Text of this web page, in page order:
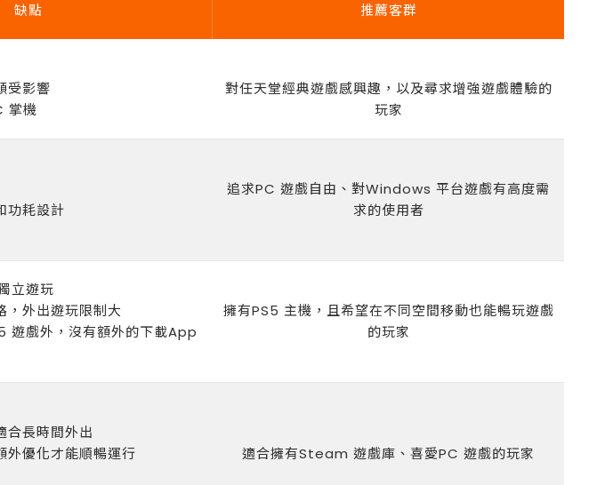
缺點 推薦客群
受影響
掌機
對任天堂經典遊戲感興趣，以及尋求增強遊戲體驗的
玩家
功耗設計
追求PC 遊戲自由、對Windows 平台遊戲有高度需
求的使用者
立遊玩
，外出遊玩限制大
遊戲外，沒有額外的下載App
擁有PS5 主機，且希望在不同空間移動也能暢玩遊戲
的玩家
合長時間外出
外優化才能順暢運行
適合擁有Steam 遊戲庫、喜愛PC 遊戲的玩家